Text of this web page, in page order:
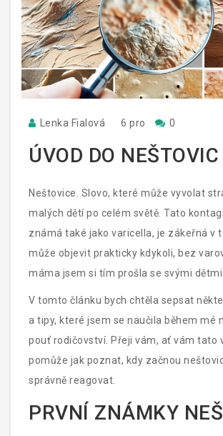
Lenka Fialová 6 pro 0
ÚVOD DO NEŠTOVIC
Neštovice. Slovo, které může vyvolat
malých dětí po celém světě. Tato
známá také jako varicella, je zákeřná v
může objevit prakticky kdykoli, bez
máma jsem si tím prošla se svými
obtížné je určit, kdy a jak přesně přijde
šeredný-kýchač".
V tomto článku bych chtěla sepsat
a tipy, které jsem se naučila během mé
pouť rodičovství. Přeji vám, ať vám tato
pomůže jak poznat, kdy začnou
správně reagovat.
PRVNÍ ZNÁMKY